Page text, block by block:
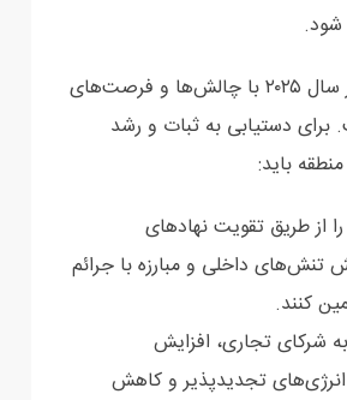
شود.
آمریکای لاتین در سال ۲۰۲۵ با چالش‌ها و فرصت‌های
برای دستیابی به ثبات و رشد
باید:
از طریق تقویت نهادهای
تنش‌های داخلی و مبارزه با جرائم
کنند.
شرکای تجاری، افزایش
انرژی‌های تجدیدپذیر و کاهش